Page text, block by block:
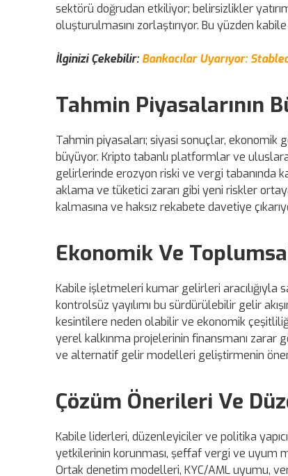
sektörü doğrudan etkiliyor; belirsizlikler
oluşturulmasını zorlaştırıyor. Bu yüzden
İlginizi Çekebilir:Bankacılar Uyarıyor:
Tahmin Piyasalarının
Tahmin piyasaları; siyasi sonuçlar, ekonomik
büyüyor. Kripto tabanlı platformlar ve
gelirlerinde erozyon riski ve vergi tabanında
aklama ve tüketici zararı gibi yeni riskler
kalmasına ve haksız rekabete davetiye
Ekonomik Ve
Kabile işletmeleri kumar gelirleri aracılığıyla
kontrolsüz yayılımı bu sürdürülebilir gelir
kesintilere neden olabilir ve ekonomik
yerel kalkınma projelerinin finansmanı
ve alternatif gelir modelleri geliştirmenin
Çözüm Önerileri Ve
Kabile liderleri, düzenleyiciler ve politika
yetkilerinin korunması, şeffaf vergi ve uyum
Ortak denetim modelleri, KYC/AML uyumu,